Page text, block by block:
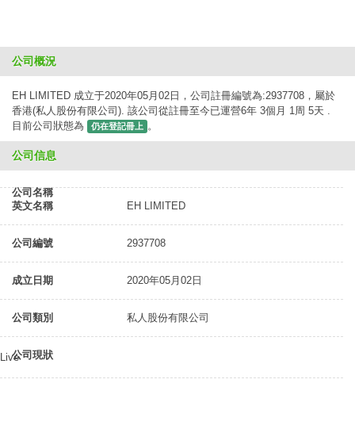
公司概況
EH LIMITED 成立于2020年05月02日，公司註冊編號為:2937708，屬於
香港(私人股份有限公司). 該公司從註冊至今已運營6年 3個月 1周 5天 .
目前公司狀態為
仍在登記冊上 。
公司信息
公司名稱
英文名稱
EH LIMITED
公司編號 2937708
成立日期 2020年05月02日
公司類別 私人股份有限公司
公司現狀
Live